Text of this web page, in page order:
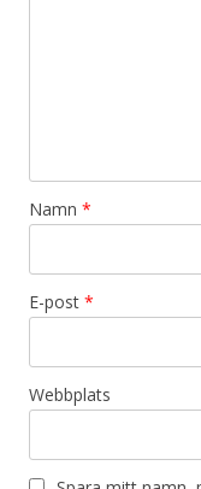
Namn *
E-post *
Webbplats